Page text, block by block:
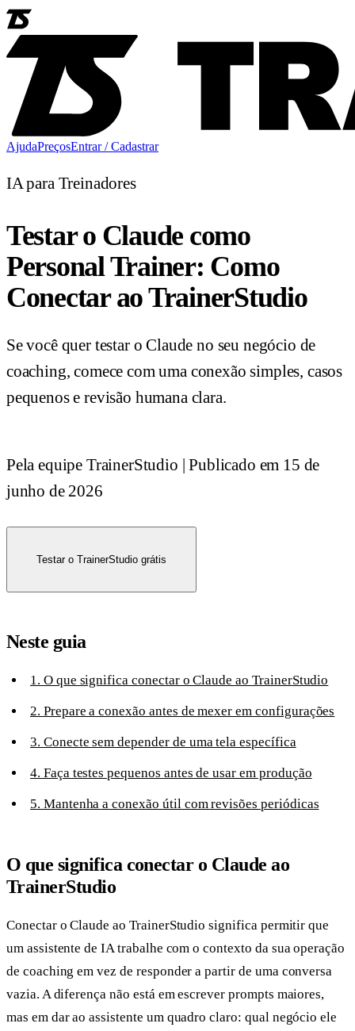
AjudaPreçosEntrar / Cadastrar
IA para Treinadores
Testar o Claude como
Personal Trainer: Como
Conectar ao TrainerStudio
Se você quer testar o Claude no seu negócio de
coaching, comece com uma conexão simples, casos
pequenos e revisão humana clara.
Pela equipe TrainerStudio |Publicado em 15 de
junho de 2026
Testar o TrainerStudio grátis
Neste guia
1. O que significa conectar o Claude ao TrainerStudio
2. Prepare a conexão antes de mexer em configurações
3. Conecte sem depender de uma tela específica
4. Faça testes pequenos antes de usar em produção
5. Mantenha a conexão útil com revisões periódicas
O que significa conectar o Claude ao
TrainerStudio
Conectar o Claude ao TrainerStudio significa permitir que
um assistente de IA trabalhe com o contexto da sua operação
de coaching em vez de responder a partir de uma conversa
vazia. A diferença não está em escrever prompts maiores,
mas em dar ao assistente um quadro claro: qual negócio ele